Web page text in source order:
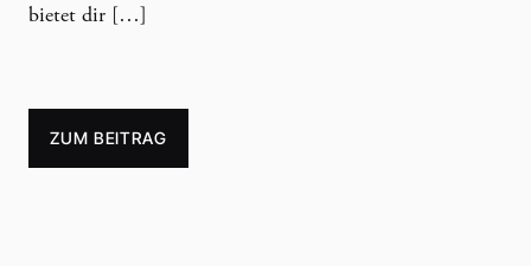
bietet dir […]
ZUM BEITRAG